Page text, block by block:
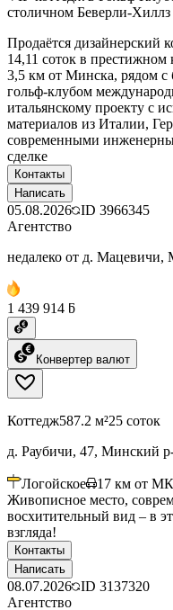
столичном Беверли-Хиллз
Продаётся дизайнерский
14,11 соток в престижном
3,5 км от Минска, рядом с
гольф‑клубом
итальянскому проекту с
материалов из Италии,
современными
сделке
Контакты
Написать
05.08.2026 ID 3966345
Агентство
недалеко от д. Мацевичи,
1 439 914 ƃ
Конвертер валют
Коттедж587.2 м²25 соток
д. Раубичи, 47, Минский
Логойское 17 км от
Живописное место,
восхитительный вид – в
взгляда!
Контакты
Написать
08.07.2026 ID 3137320
Агентство